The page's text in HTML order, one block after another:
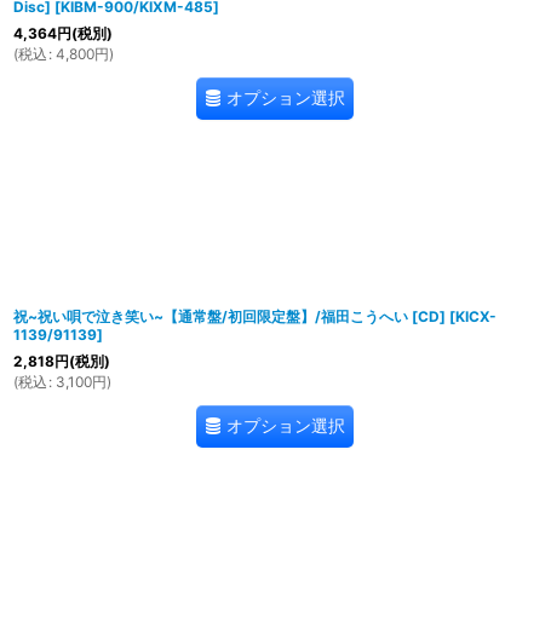
Disc] [KIBM-900/KIXM-485]
4,364円(税別)
(税込 : 4,800円)
オプション選択
祝~祝い唄で泣き笑い~【通常盤/初回限定盤】/福田こうへい [CD] [KICX-
1139/91139]
2,818円(税別)
(税込 : 3,100円)
オプション選択